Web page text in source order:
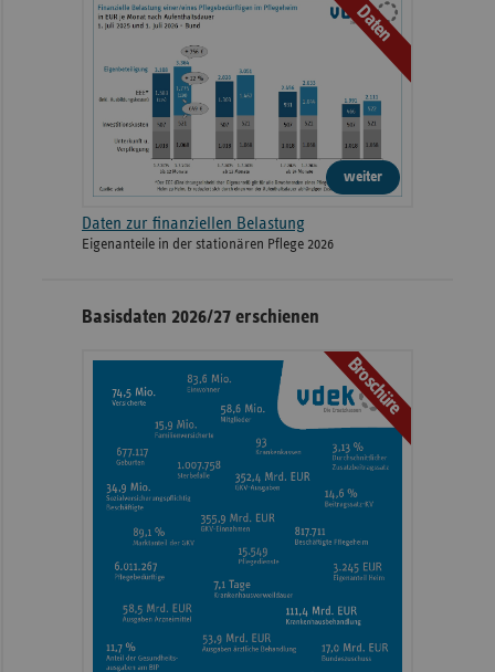
Daten
weiter
Daten zur finanziellen Belastung
Eigenanteile in der stationären Pflege 2026
Basisdaten 2026/27 erschienen
Broschüre